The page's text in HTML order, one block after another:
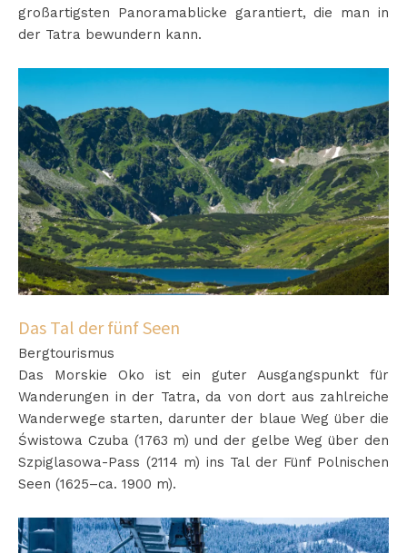
großartigsten Panoramablicke garantiert, die man in
der Tatra bewundern kann.
Das Tal der fünf Seen
Bergtourismus
Das Morskie Oko ist ein guter Ausgangspunkt für
Wanderungen in der Tatra, da von dort aus zahlreiche
Wanderwege starten, darunter der blaue Weg über die
Świstowa Czuba (1763 m) und der gelbe Weg über den
Szpiglasowa-Pass (2114 m) ins Tal der Fünf Polnischen
Seen (1625–ca. 1900 m).